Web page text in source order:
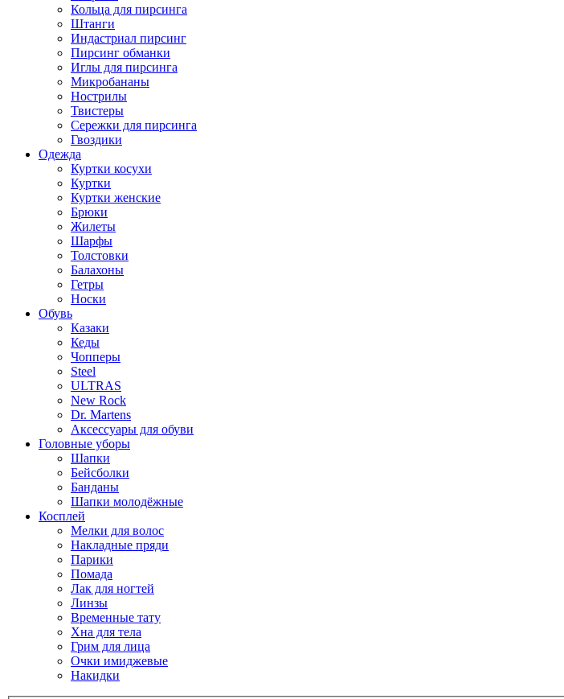
Кольца для пирсинга
Штанги
Индастриал пирсинг
Пирсинг обманки
Иглы для пирсинга
Микробананы
Нострилы
Твистеры
Сережки для пирсинга
Гвоздики
Одежда
Куртки косухи
Куртки
Куртки женские
Брюки
Жилеты
Шарфы
Толстовки
Балахоны
Гетры
Носки
Обувь
Казаки
Кеды
Чопперы
Steel
ULTRAS
New Rock
Dr. Martens
Аксессуары для обуви
Головные уборы
Шапки
Бейсболки
Банданы
Шапки молодёжные
Косплей
Мелки для волос
Накладные пряди
Парики
Помада
Лак для ногтей
Линзы
Временные тату
Хна для тела
Грим для лица
Очки имиджевые
Накидки